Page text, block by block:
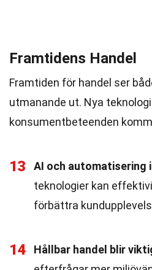
Framtidens Handel
Framtiden för handel ser
utmanande ut. Nya
konsumentbeteenden
13 AI och automatisering
teknologier kan
förbättra
14 Hållbar handel blir